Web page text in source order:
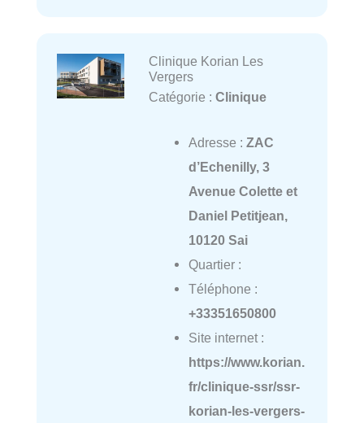
Clinique Korian Les
Vergers
Catégorie : Clinique
Adresse : ZAC
d’Echenilly, 3
Avenue Colette et
Daniel Petitjean,
10120 Sai
Quartier :
Téléphone :
+33351650800
Site internet :
https://www.korian.
fr/clinique-ssr/ssr-
korian-les-vergers-